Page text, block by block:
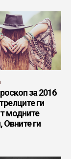
за 2016
ги
модните
Овните ги